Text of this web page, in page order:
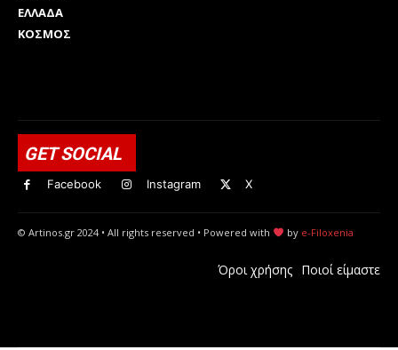
ΕΛΛΑΔΑ
ΚΟΣΜΟΣ
GET SOCIAL
Facebook Instagram X
© Artinos.gr 2024 • All rights reserved • Powered with by e-Filoxenia
Όροι χρήσης Ποιοί είμαστε